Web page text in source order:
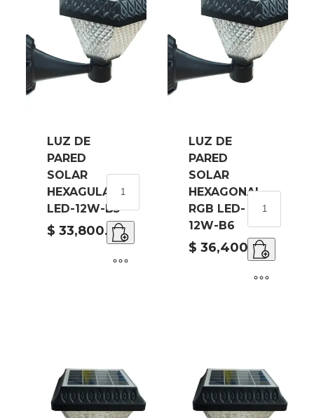
LUZ DE
PARED
SOLAR
HEXAGULAR
LED-12W-B5
$ 33,800.00
DE
PARED
SOLAR
HEXAGULAR
LED-
LUZ DE
PARED
SOLAR
HEXAGONAL
RGB LED-
12W-B6
$ 36,400.00
LUZ
PARED
SOLAR
HEXAGONAL
RGB